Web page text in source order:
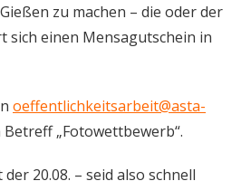
zu machen – die oder der
sich einen Mensagutschein in
oeffentlichkeitsarbeit@asta-
Betreff „Fotowettbewerb“.
20.08. – seid also schnell